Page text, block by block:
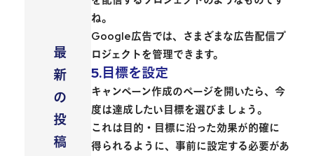
ね。
Google広告では、さまざまな広告配信プ
ロジェクトを管理できます。
5.目標を設定
キャンペーン作成のページを開いたら、今
度は達成したい目標を選びましょう。
これは目的・目標に沿った効果が的確に
得られるように、事前に設定する必要があ
最
新
の
投
稿